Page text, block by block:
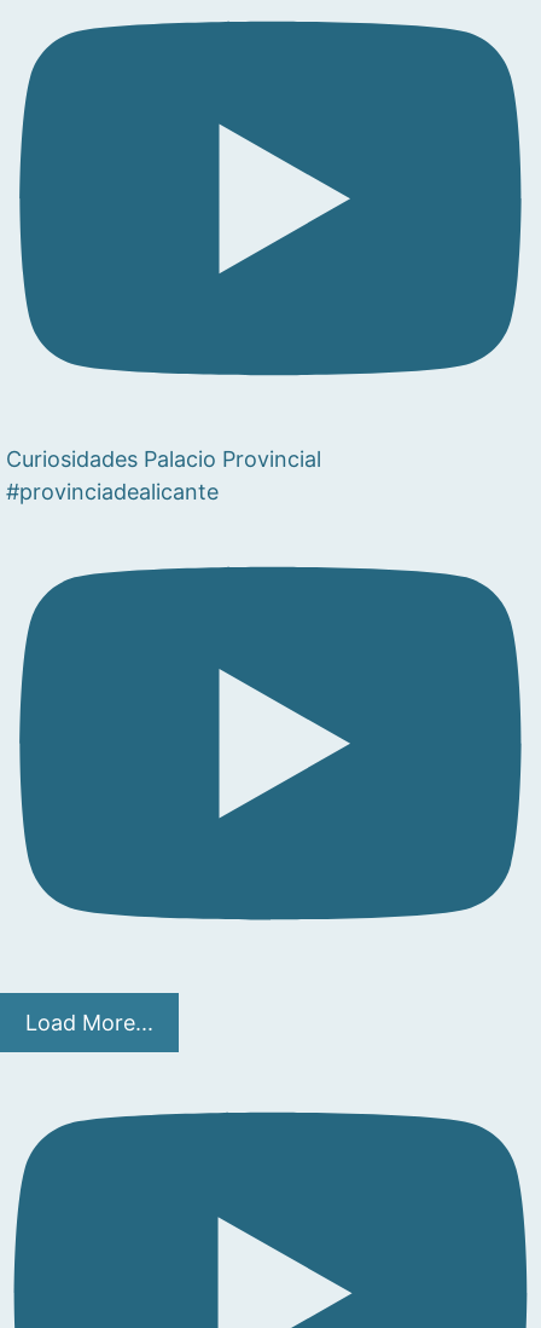
Curiosidades Palacio Provincial
#provinciadealicante
Load More...